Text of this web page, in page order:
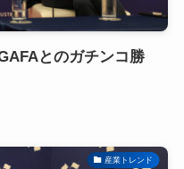
とのガチンコ勝
産業トレンド